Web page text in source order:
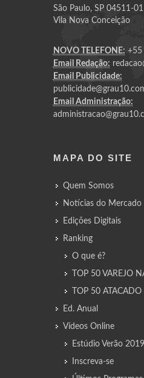
São Paulo, SP 04511-
Vila Nova Conceição
NOVO TELEFONE: +55
Email Redação:
Email Publicidade:
Email Administração:
MAPA DO SITE
Quem Somos
Notícias do Mercado
Edições Digitais
Ranking
O que é?
TOP 50 VAREJO
TOP 50
Ed. Anual
Vídeos Online
Estúdio Verão 2019
Inscreva-se